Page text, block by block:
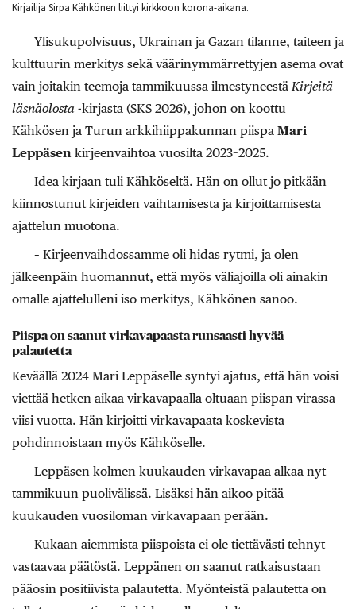
Kirjailija Sirpa Kähkönen liittyi kirkkoon korona-aikana.
Ylisukupolvisuus, Ukrainan ja Gazan tilanne, taiteen ja
kulttuurin merkitys sekä väärinymmärrettyjen asema ovat
vain joitakin teemoja tammikuussa ilmestyneestä Kirjeitä
läsnäolosta -kirjasta (SKS 2026), johon on koottu
Kähkösen ja Turun arkkihiippakunnan piispa Mari
Leppäsen kirjeenvaihtoa vuosilta 2023–2025.
Idea kirjaan tuli Kähköseltä. Hän on ollut jo pitkään
kiinnostunut kirjeiden vaihtamisesta ja kirjoittamisesta
ajattelun muotona.
– Kirjeenvaihdossamme oli hidas rytmi, ja olen
jälkeenpäin huomannut, että myös väliajoilla oli ainakin
omalle ajattelulleni iso merkitys, Kähkönen sanoo.
Piispa on saanut virkavapaasta runsaasti hyvää
palautetta
Keväällä 2024 Mari Leppäselle syntyi ajatus, että hän voisi
viettää hetken aikaa virkavapaalla oltuaan piispan virassa
viisi vuotta. Hän kirjoitti virkavapaata koskevista
pohdinnoistaan myös Kähköselle.
Leppäsen kolmen kuukauden virkavapaa alkaa nyt
tammikuun puolivälissä. Lisäksi hän aikoo pitää
kuukauden vuosiloman virkavapaan perään.
Kukaan aiemmista piispoista ei ole tiettävästi tehnyt
vastaavaa päätöstä. Leppänen on saanut ratkaisustaan
pääosin positiivista palautetta. Myönteistä palautetta on